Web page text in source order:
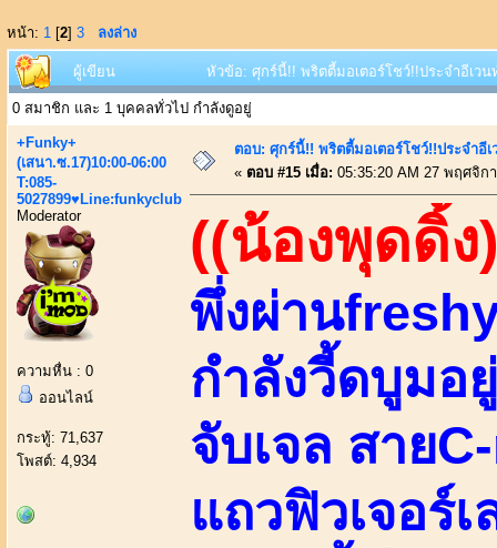
หน้า: 1 [2] 3 ลงล่าง
ผู้เขียน หัวข้อ: ศุกร์นี้!! พริตตี้มอเตอร์โชว์!!ประจำอีเว
0 สมาชิก และ 1 บุคคลทั่วไป กำลังดูอยู่
+Funky+
(เสนา.ซ.17)10:00-06:00
T:085-
5027899♥Line:funkyclub
Moderator
ความหื่น : 0
ออนไลน์
กระทู้: 71,637
โพสต์: 4,934
ตอบ: ศุกร์นี้!! พริตตี้มอเตอร์โชว์!!ประจำอี
« ตอบ #15 เมื่อ: 05:35:20 AM 27 พฤศจิก
((น้องพุดดิ้ง
พึ่งผ่าน
กำลังวี้ดบูมอ
จับเจล สาย
แถวฟิวเจอร์